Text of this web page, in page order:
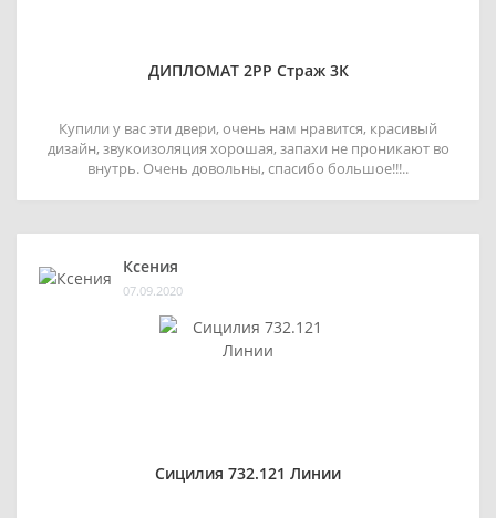
ДИПЛОМАТ 2РР Страж 3К
Купили у вас эти двери, очень нам нравится, красивый
дизайн, звукоизоляция хорошая, запахи не проникают во
внутрь. Очень довольны, спасибо большое!!!..
Ксения
07.09.2020
Сицилия 732.121 Линии